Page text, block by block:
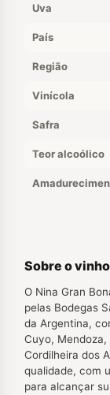
Uva
País
Região
Vinícola
Safra
Teor alcoólico
Sobre o vinho
O Nina Gran
pelas Bodegas
da Argentina,
Cuyo, Mendoza,
Cordilheira dos
qualidade, com
para alcançar